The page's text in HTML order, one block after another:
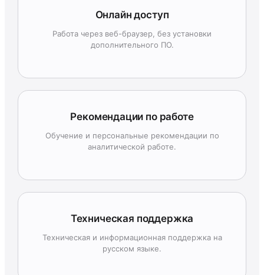
Онлайн доступ
Работа через веб-браузер, без установки
дополнительного ПО.
Рекомендации по работе
Обучение и персональные рекомендации по
аналитической работе.
Техническая поддержка
Техническая и информационная поддержка на
русском языке.